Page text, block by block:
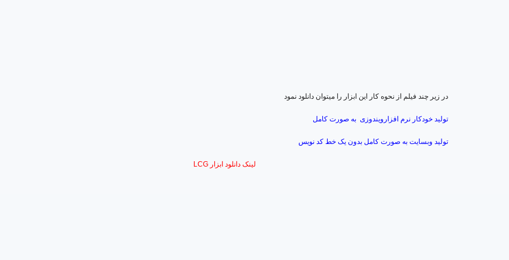
در زیر چند فیلم از نحوه کار این ابزار را میتوان دانلود نمود
تولید خودکار نرم افزارویندوزی به صورت کامل
تولید وبسایت به صورت کامل بدون یک خط کد نویس
لینک دانلود ابزار LCG